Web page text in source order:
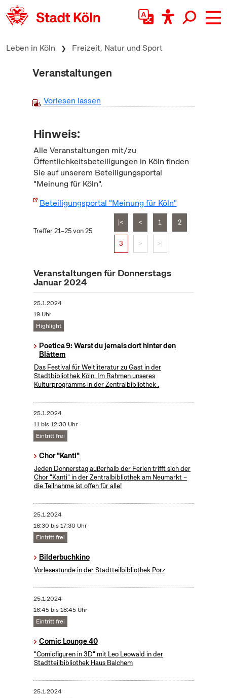
zum Inhalt springen
Leben in Köln Freizeit, Natur und Sport
Veranstaltungen
Vorlesen lassen
Hinweis:
Alle Veranstaltungen mit/zu
Öffentlichkeitsbeteiligungen in Köln finden
Sie auf unserem Beteiligungsportal
"Meinung für Köln".
Beteiligungsportal "Meinung für Köln"
Treffer 21–25 von 25
|< < 1 2
3 > >|
Veranstaltungen für Donnerstags
Januar 2024
25.1.2024
19 Uhr
Highlight
Poetica 9: Warst du jemals dort hinter den
Blättern
Das Festival für Weltliteratur zu Gast in der
Stadtbibliothek Köln. Im Rahmen unseres
Kulturprogramms in der Zentralbibliothek .
25.1.2024
11 bis 12:30 Uhr
Eintritt frei
Chor "Kanti"
Jeden Donnerstag außerhalb der Ferien trifft sich der
Chor "Kanti" in der Zentralbibliothek am Neumarkt –
die Teilnahme ist offen für alle!
25.1.2024
16:30 bis 17:30 Uhr
Eintritt frei
Bilderbuchkino
Vorlesestunde in der Stadtteilbibliothek Porz
25.1.2024
16:45 bis 18:45 Uhr
Eintritt frei
Comic Lounge 40
"Comicfiguren in 3D" mit Leo Leowald in der
Stadtteilbibliothek Haus Balchem
25.1.2024